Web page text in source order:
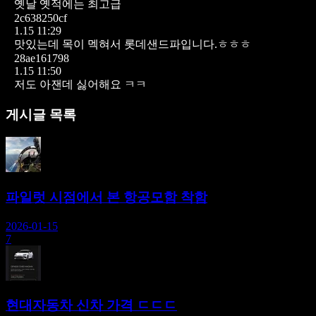
옛날 옛적에는 최고급
2c638250cf
1.15 11:29
맛있는데 목이 멕혀서 롯데샌드파입니다.ㅎㅎㅎ
28ae161798
1.15 11:50
저도 아잰데 싫어해요 ㅋㅋ
게시글 목록
파일럿 시점에서 본 항공모함 착함
2026-01-15
7
현대자동차 신차 가격 ㄷㄷㄷ